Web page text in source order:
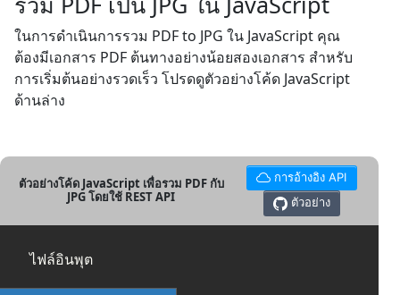
ในการดำเนินการรวม PDF to JPG ใน JavaScript คุณ
ต้องมีเอกสาร PDF ต้นทางอย่างน้อยสองเอกสาร สำหรับ
การเริ่มต้นอย่างรวดเร็ว โปรดดูตัวอย่างโค้ด JavaScript
ด้านล่าง
ตัวอย่างโค้ด JavaScript เพื่อรวม PDF กับ
JPG โดยใช้ REST API
การอ้างอิง API
ตัวอย่าง
ไฟล์อินพุต